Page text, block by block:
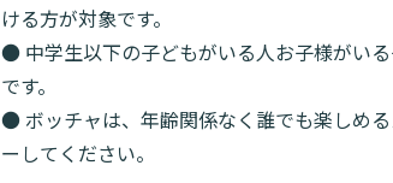
ける方が対象です。
● 中学生以下の子どもがいる人お子様がい
です。
● ボッチャは、年齢関係なく誰でも楽しめ
ーしてください。